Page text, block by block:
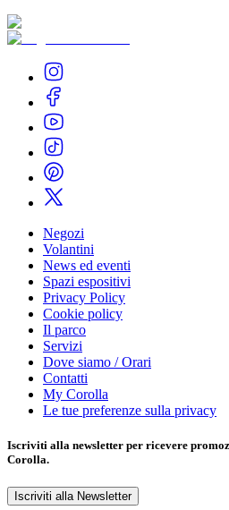
Negozi
Volantini
News ed eventi
Spazi espositivi
Privacy Policy
Cookie policy
Il parco
Servizi
Dove siamo / Orari
Contatti
My Corolla
Le tue preferenze sulla privacy
Iscriviti alla newsletter per ricevere
Corolla.
Iscriviti alla Newsletter